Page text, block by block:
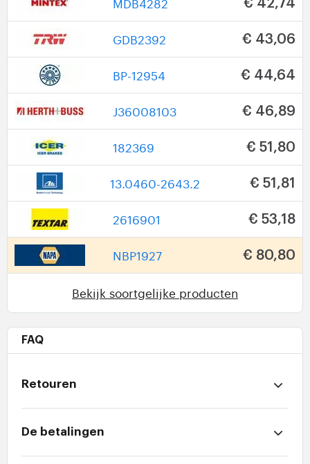
€ 42,74
GDB2392 € 43,06
BP-12954 € 44,64
J36008103 € 46,89
182369 € 51,80
13.0460-2643.2 € 51,81
2616901 € 53,18
NBP1927 € 80,80
Bekijk soortgelijke producten
FAQ
Retouren
De betalingen